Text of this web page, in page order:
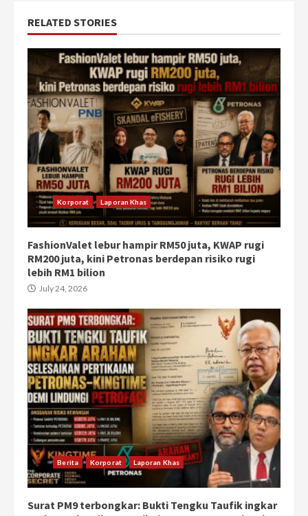
RELATED STORIES
Korporat Laporan Khas
FashionValet lebur hampir RM50 juta, KWAP rugi
RM200 juta, kini Petronas berdepan risiko rugi
lebih RM1 bilion
July 24, 2026
Berita Korporat Laporan Khas
Surat PM9 terbongkar: Bukti Tengku Taufik ingkar